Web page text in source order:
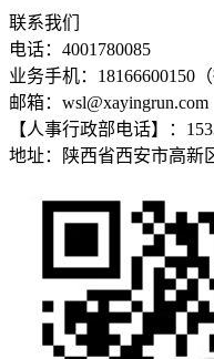
联系我们
电话：4001780085
业务手机：18166600150
邮箱：wsl@xayingrun.com
【人事行政部电话】：
地址：陕西省西安市高新